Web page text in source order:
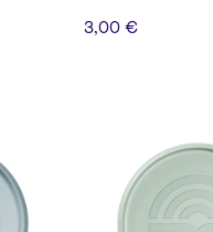
3,00 €